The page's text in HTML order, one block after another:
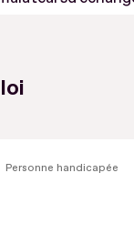
Personne handicapée